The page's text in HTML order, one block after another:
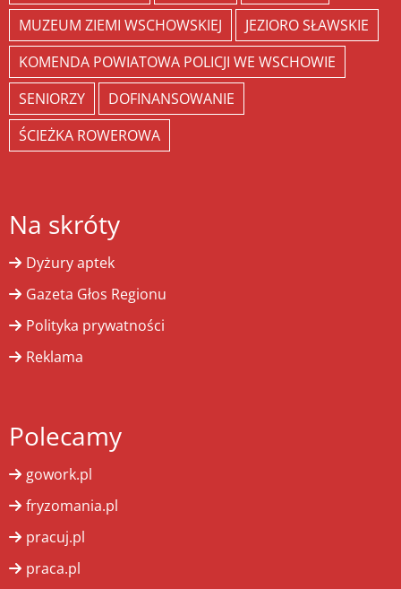
MUZEUM ZIEMI WSCHOWSKIEJ
JEZIORO SŁAWSKIE
KOMENDA POWIATOWA POLICJI WE WSCHOWIE
SENIORZY
DOFINANSOWANIE
ŚCIEŻKA ROWEROWA
Na skróty
Dyżury aptek
Gazeta Głos Regionu
Polityka prywatności
Reklama
Polecamy
gowork.pl
fryzomania.pl
pracuj.pl
praca.pl